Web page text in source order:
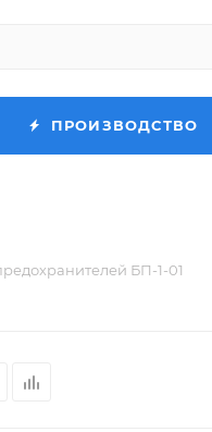
ПРОИЗВОДСТВО
БП-1-01